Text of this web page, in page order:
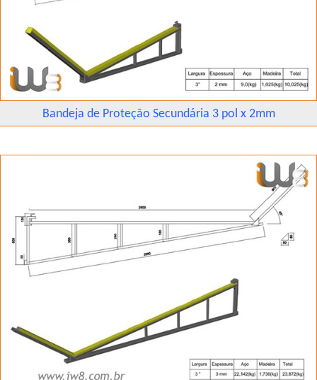
Bandeja de Proteção Secundária 3 pol x 2mm